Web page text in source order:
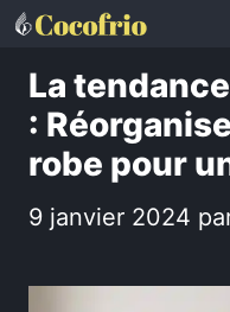
Aller
contenu
La
:
robe pour
9 janvier 2024